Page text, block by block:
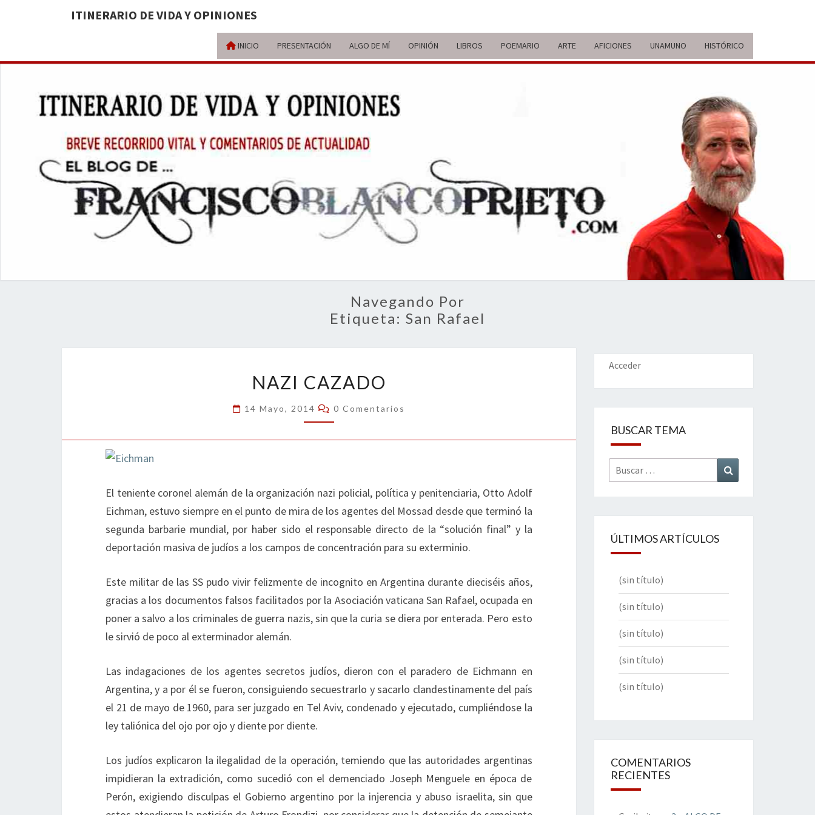
ITINERARIO DE VIDA Y OPINIONES
INICIO PRESENTACIÓN ALGO DE MÍ OPINIÓN LIBROS POEMARIO ARTE AFICIONES UNAMUNO HISTÓRICO
ITINERARIO
DE VIDA Y
OPINIONES
BREVE
RECORRIDO
VITAL Y
COMENTARIOS
ACTUALIDAD
Navegando Por
Etiqueta: San Rafael
CAZADO
NAZI CAZADO
14 Mayo, 2014 Comentarios
0 Comentarios
El teniente coronel alemán de la organización nazi policial, política y penitenciaria, Otto Adolf
Eichman, estuvo siempre en el punto de mira de los agentes del Mossad desde que terminó la
segunda barbarie mundial, por haber sido el responsable directo de la “solución final” y la
deportación masiva de judíos a los campos de concentración para su exterminio.
Este militar de las SS pudo vivir felizmente de incognito en Argentina durante dieciséis años,
gracias a los documentos falsos facilitados por la Asociación vaticana San Rafael, ocupada en
poner a salvo a los criminales de guerra nazis, sin que la curia se diera por enterada. Pero esto
le sirvió de poco al exterminador alemán.
Las indagaciones de los agentes secretos judíos, dieron con el paradero de Eichmann en
Argentina, y a por él se fueron, consiguiendo secuestrarlo y sacarlo clandestinamente del país
el 21 de mayo de 1960, para ser juzgado en Tel Aviv, condenado y ejecutado, cumpliéndose la
ley taliónica del ojo por ojo y diente por diente.
Los judíos explicaron la ilegalidad de la operación, temiendo que las autoridades argentinas
impidieran la extradición, como sucedió con el demenciado Joseph Menguele en época de
Perón, exigiendo disculpas el Gobierno argentino por la injerencia y abuso israelita, sin que
Acceder
BUSCAR TEMA
Buscar
por:
ÚLTIMOS ARTÍCULOS
(sin título)
(sin título)
(sin título)
(sin título)
(sin título)
COMENTARIOS
RECIENTES